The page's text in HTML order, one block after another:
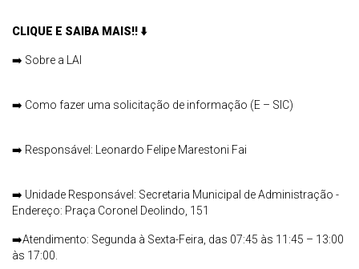
CLIQUE E SAIBA MAIS!! ⬇️
➡️ Sobre a LAI
➡️ Como fazer uma solicitação de informação (E – SIC)
➡️ Responsável: Leonardo Felipe Marestoni Fai
➡️ Unidade Responsável: Secretaria Municipal de Administração -
Endereço: Praça Coronel Deolindo, 151
➡️Atendimento: Segunda à Sexta-Feira, das 07:45 às 11:45 – 13:00
às 17:00.